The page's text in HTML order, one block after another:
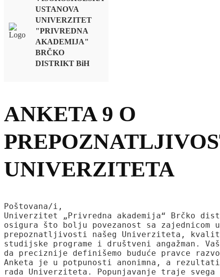
USTANOVA
UNIVERZITET
"PRIVREDNA
AKADEMIJA"
BRČKO
DISTRIKT BiH
ANKETA 9 O
UNIVERZITETA
Poštovana/i,
Univerzitet „Privredna akademija“ Brčko
osigura što bolju povezanost sa
prepoznatljivosti našeg Univerziteta,
studijske programe i društveni angažman.
da preciznije definišemo buduće pravce
Anketa je u potpunosti anonimna, a
rada Univerziteta. Popunjavanje traje svega